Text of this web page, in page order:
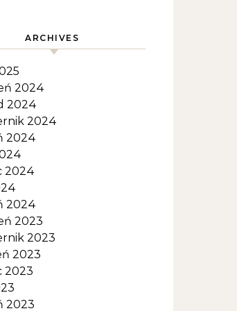
ARCHIVES
2024
2024
2024
2024
2024
2024
2023
2023
2023
2023
2023